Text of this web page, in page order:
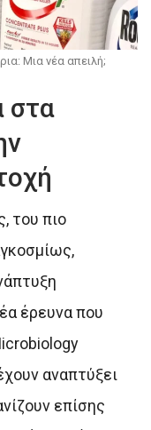
Μια νέα απειλή;
στα
του πιο
έρευνα που
αναπτύξει
επίσης